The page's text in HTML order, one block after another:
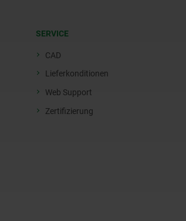
SERVICE
CAD
Lieferkonditionen
Web Support
Zertifizierung